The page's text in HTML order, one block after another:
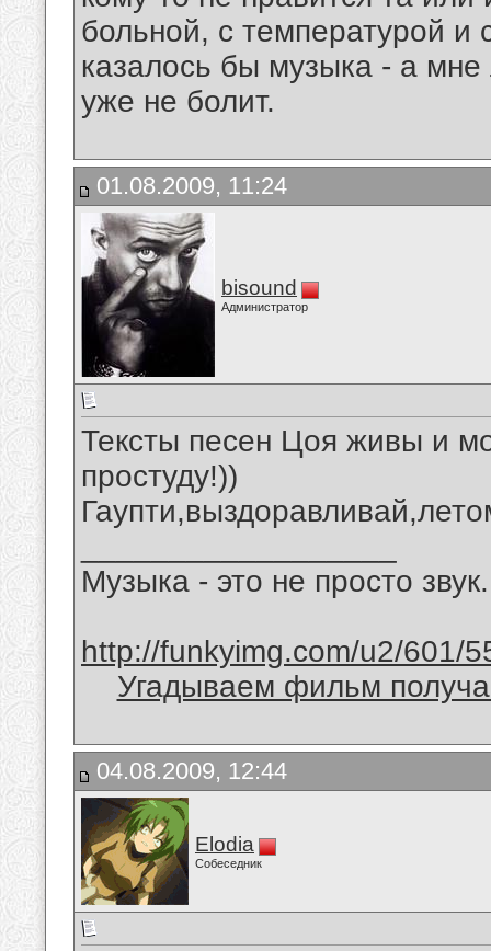
больной, с температурой
казалось бы музыка - а мне
уже не болит.
01.08.2009, 11:24
bisound
Администратор
Тексты песен Цоя живы и
простуду!))
Музыка - это не просто
http://funkyimg.com/u2/601/
Угадываем фильм
04.08.2009, 12:44
Elodia
Собеседник